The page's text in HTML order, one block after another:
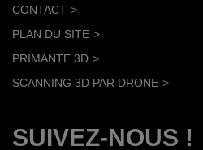
CONTACT
PLAN DU SITE
PRIMANTE 3D
SCANNING 3D PAR DRONE
SUIVEZ-NOUS !